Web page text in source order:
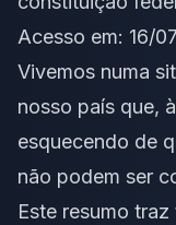
Acesso em: 16/
Vivemos numa
nosso país que,
esquecendo de
não podem ser
Este resumo